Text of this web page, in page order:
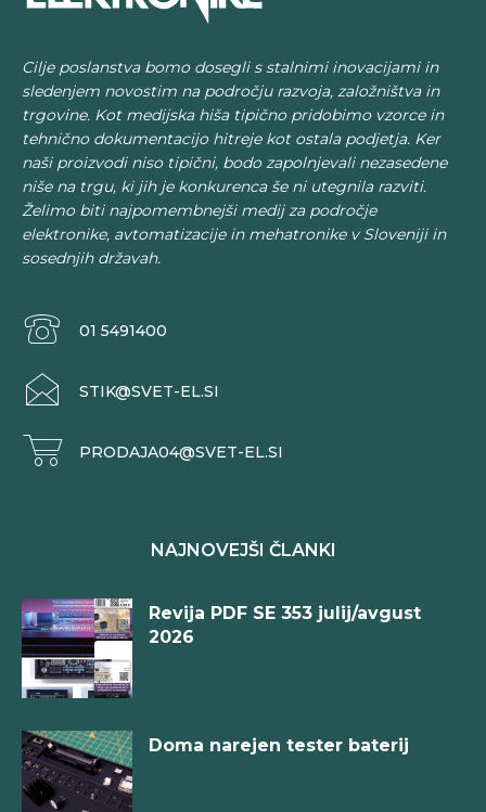
Cilje poslanstva bomo dosegli s stalnimi inovacijami in
sledenjem novostim na področju razvoja, založništva in
trgovine. Kot medijska hiša tipično pridobimo vzorce in
tehnično dokumentacijo hitreje kot ostala podjetja. Ker
naši proizvodi niso tipični, bodo zapolnjevali nezasedene
niše na trgu, ki jih je konkurenca še ni utegnila razviti.
Želimo biti najpomembnejši medij za področje
elektronike, avtomatizacije in mehatronike v Sloveniji in
sosednjih državah.
01 5491400
STIK@SVET-EL.SI
PRODAJA04@SVET-EL.SI
NAJNOVEJŠI ČLANKI
Revija PDF SE 353 julij/avgust
2026
Doma narejen tester baterij